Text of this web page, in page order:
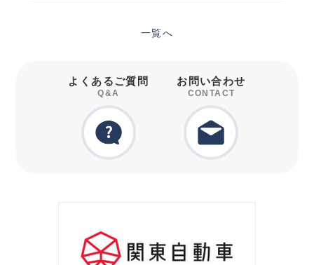
一覧へ
よくあるご質問
Q&A
お問い合わせ
CONTACT